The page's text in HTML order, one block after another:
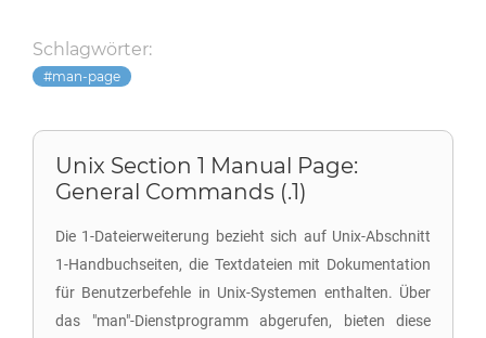
Schlagwörter:
man-page
Unix Section 1 Manual Page:
General Commands (.1)
Die 1-Dateierweiterung bezieht sich auf Unix-Abschnitt
1-Handbuchseiten, die Textdateien mit Dokumentation
für Benutzerbefehle in Unix-Systemen enthalten. Über
das "man"-Dienstprogramm abgerufen, bieten diese